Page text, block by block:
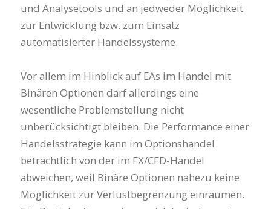
und Analysetools und an jedweder Möglichkeit
zur Entwicklung bzw. zum Einsatz
automatisierter Handelssysteme.
Vor allem im Hinblick auf EAs im Handel mit
Binären Optionen darf allerdings eine
wesentliche Problemstellung nicht
unberücksichtigt bleiben. Die Performance einer
Handelsstrategie kann im Optionshandel
beträchtlich von der im FX/CFD-Handel
abweichen, weil Binäre Optionen nahezu keine
Möglichkeit zur Verlustbegrenzung einräumen.